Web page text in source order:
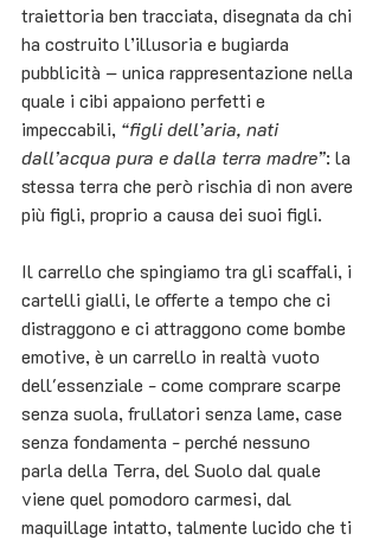
traiettoria ben tracciata, disegnata da chi
ha costruito l’illusoria e bugiarda
pubblicità – unica rappresentazione nella
quale i cibi appaiono perfetti e
impeccabili, “figli dell’aria, nati
dall’acqua pura e dalla terra madre”: la
stessa terra che però rischia di non avere
più figli, proprio a causa dei suoi figli.
Il carrello che spingiamo tra gli scaffali, i
cartelli gialli, le offerte a tempo che ci
distraggono e ci attraggono come bombe
emotive, è un carrello in realtà vuoto
dell'essenziale - come comprare scarpe
senza suola, frullatori senza lame, case
senza fondamenta - perché nessuno
parla della Terra, del Suolo dal quale
viene quel pomodoro carmesi, dal
maquillage intatto, talmente lucido che ti